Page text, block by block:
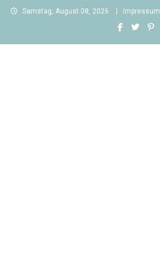
Skip
Samstag, August 08, 2026 Impressum